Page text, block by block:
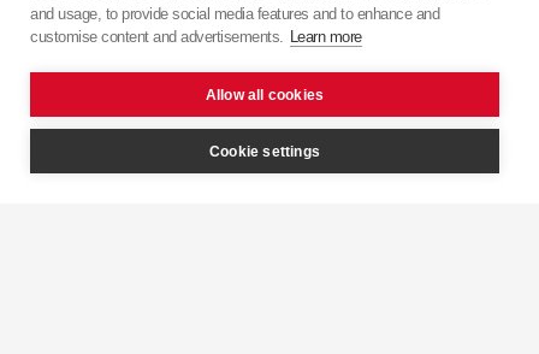
японської точності з європейським підходом.
and usage, to provide social media features and to enhance and
customise content and advertisements. Learn more
Allow all cookies
Cookie settings